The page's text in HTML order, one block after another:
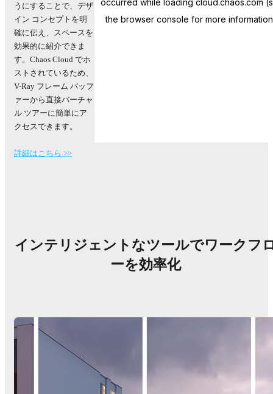
うにすることで、デザ
イン コンセプトを明
確に伝え、スペースを
効果的に紹介できま
す。Chaos Cloud でホ
ストされているため、
V-Ray フレーム バッフ
ァーから直接バーチャ
ル ツアーに簡単にア
クセスできます。
詳細はこちら >>
インテリジェントなツールでワークフ
ーを効率化